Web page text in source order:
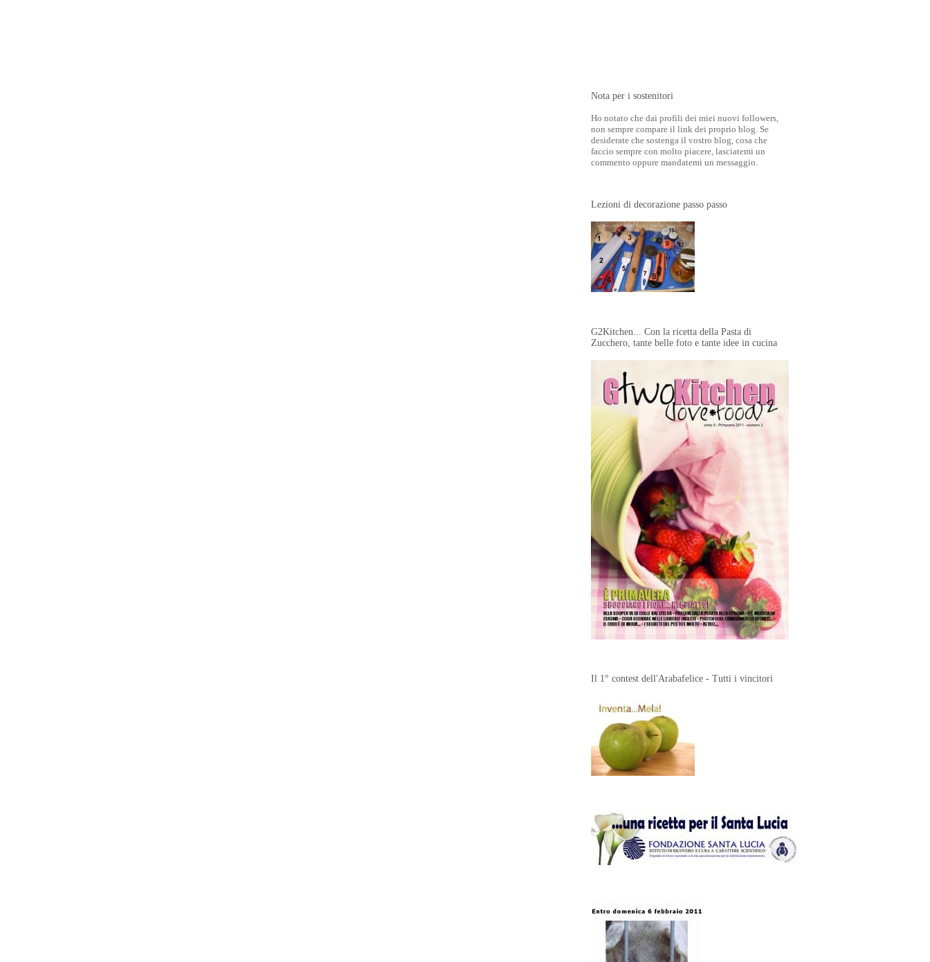
Nota per i sostenitori
Ho notato che dai profili dei miei nuovi followers,
non sempre compare il link dei proprio blog. Se
desiderate che sostenga il vostro blog, cosa che
faccio sempre con molto piacere, lasciatemi un
commento oppure mandatemi un messaggio.
Lezioni di decorazione passo passo
G2Kitchen... Con la ricetta della Pasta di
Zucchero, tante belle foto e tante idee in cucina
Il 1° contest dell'Arabafelice - Tutti i vincitori